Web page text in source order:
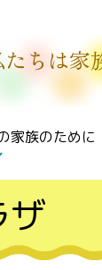
たちは家
家族のために
ザ